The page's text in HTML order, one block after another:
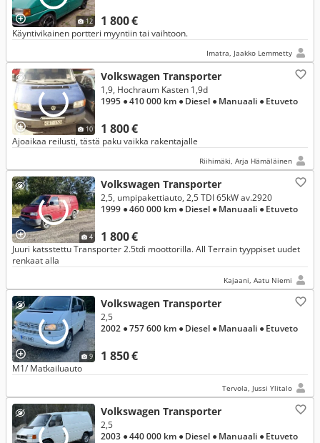
12 1 800 €
Käyntivikainen portteri myyntiin tai vaihtoon.
Imatra, Jaakko Lemmetty
10
Volkswagen Transporter
1 800 €
1,9, Hochraum Kasten 1,9d
1995 ● 410 000 km ● Diesel ● Manuaali ● Etuveto
Ajoaikaa reilusti, tästä paku vaikka rakentajalle
Riihimäki, Arja Hämäläinen
4
Volkswagen Transporter
1 800 €
2,5, umpipakettiauto, 2,5 TDI 65kW av.2920
1999 ● 460 000 km ● Diesel ● Manuaali ● Etuveto
Juuri katsstettu Transporter 2.5tdi moottorilla. All Terrain tyyppiset uudet
renkaat alla
Kajaani, Aatu Niemi
9
Volkswagen Transporter
1 850 €
2,5
2002 ● 757 600 km ● Diesel ● Manuaali ● Etuveto
M1/ Matkailuauto
Tervola, Jussi Ylitalo
Volkswagen Transporter
2,5
2003 ● 440 000 km ● Diesel ● Manuaali ● Etuveto